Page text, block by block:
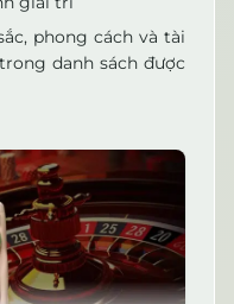
phong cách và tài
danh sách được